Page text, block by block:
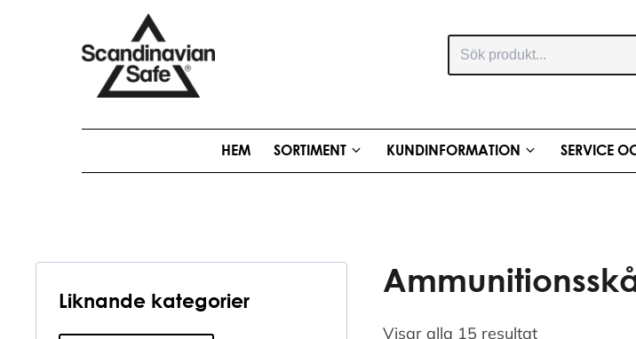
Sök
produkt:
HEM SORTIMENT KUNDINFORMATION SERVICE
Liknande kategorier
Visar alla 15 resultat